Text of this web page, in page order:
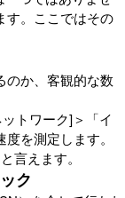
す。ここではその
のか、客観的な数
トワーク]＞「イ
を測定します。
言えます。
ク